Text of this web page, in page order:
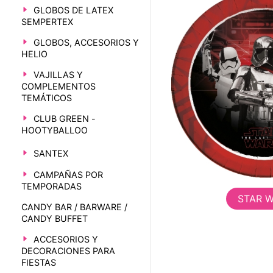
GLOBOS DE LATEX
SEMPERTEX
GLOBOS, ACCESORIOS Y
HELIO
VAJILLAS Y
COMPLEMENTOS
TEMÁTICOS
CLUB GREEN -
HOOTYBALLOO
SANTEX
CAMPAÑAS POR
TEMPORADAS
CANDY BAR / BARWARE /
CANDY BUFFET
ACCESORIOS Y
DECORACIONES PARA
FIESTAS
STAR